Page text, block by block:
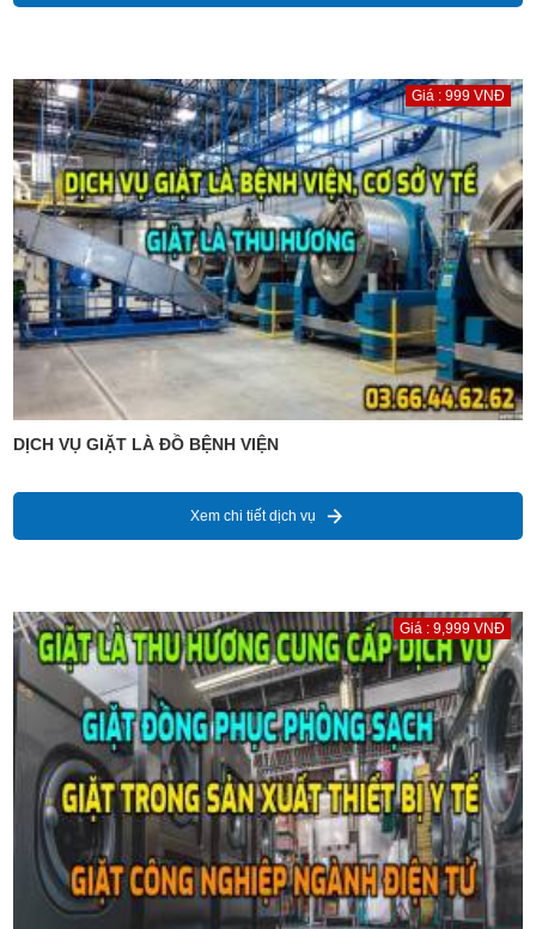
Giá : 999 VNĐ
DỊCH VỤ GIẶT LÀ ĐỒ BỆNH VIỆN
Xem chi tiết dịch vụ
Giá : 9,999 VNĐ